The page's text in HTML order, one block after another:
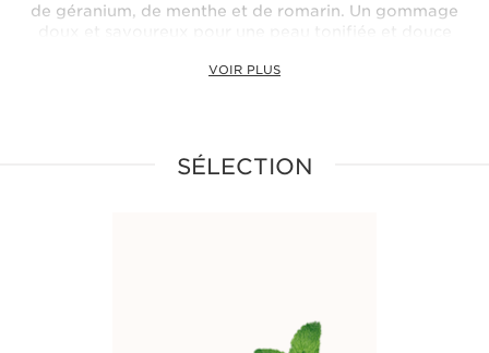
de géranium, de menthe et de romarin. Un gommage
VOIR PLUS
SÉLECTION